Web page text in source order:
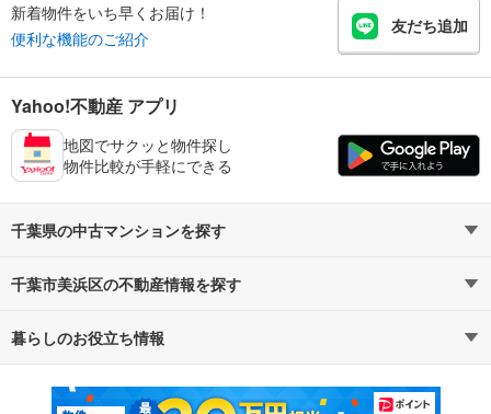
新着物件をいち早くお届け！
便利な機能のご紹介
友だち追加
Yahoo!不動産 アプリ
地図でサクッと物件探し
物件比較が手軽にできる
千葉県の中古マンションを探す
路線・駅から探す
通勤・通学時間から探す
千葉市美浜区の不動産情報を探す
不動産・住宅
新築マンション 中古マンション
暮らしのお役立ち情報
マンションカタログ 教えて！住まいの先生